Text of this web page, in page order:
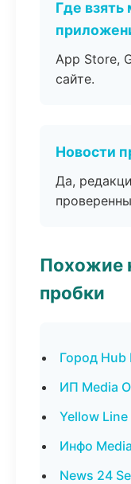
Где
App Store,
сайте.
Новости
Да,
Похожие
пробки
Город
ИП Media
Yellow
Инфо
News 24